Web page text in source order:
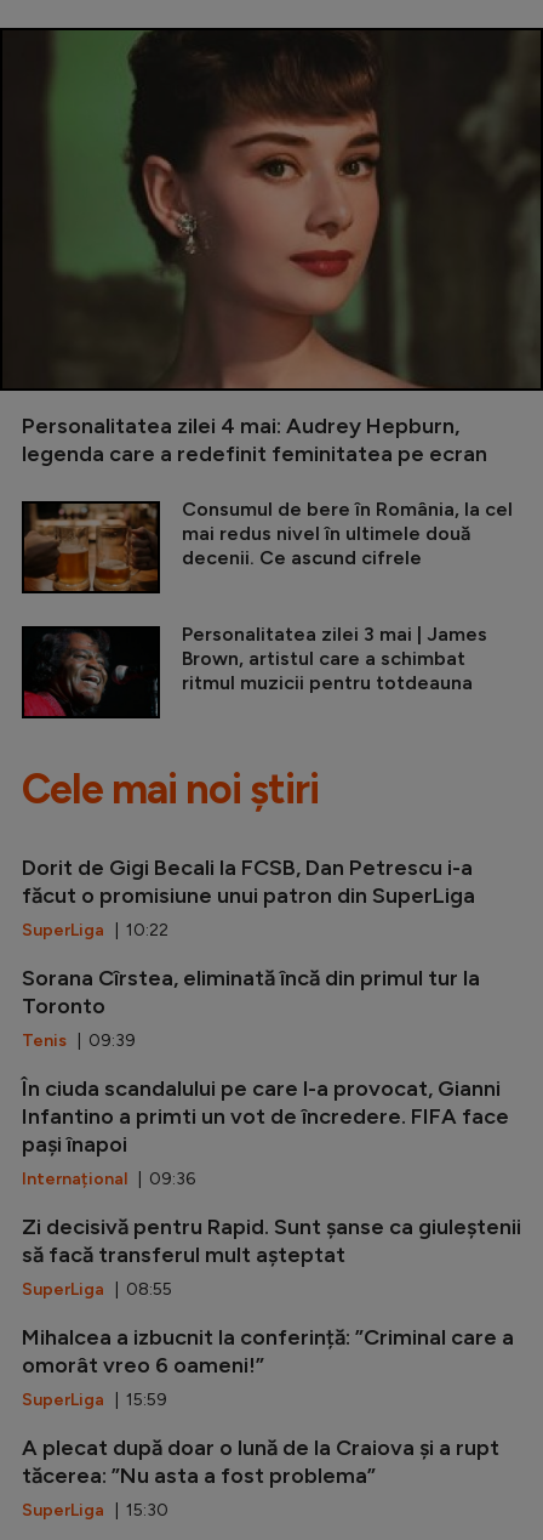
Personalitatea zilei 4 mai: Audrey Hepburn,
legenda care a redefinit feminitatea pe ecran
Consumul de bere în România, la cel
mai redus nivel în ultimele două
decenii. Ce ascund cifrele
Personalitatea zilei 3 mai | James
Brown, artistul care a schimbat
ritmul muzicii pentru totdeauna
Cele mai noi știri
Dorit de Gigi Becali la FCSB, Dan Petrescu i-a
făcut o promisiune unui patron din SuperLiga
SuperLiga | 10:22
Sorana Cîrstea, eliminată încă din primul tur la
Toronto
Tenis | 09:39
În ciuda scandalului pe care l-a provocat, Gianni
Infantino a primti un vot de încredere. FIFA face
pași înapoi
Internațional | 09:36
Zi decisivă pentru Rapid. Sunt șanse ca giuleștenii
să facă transferul mult așteptat
SuperLiga | 08:55
Mihalcea a izbucnit la conferință: ”Criminal care a
omorât vreo 6 oameni!”
SuperLiga | 15:59
A plecat după doar o lună de la Craiova și a rupt
tăcerea: ”Nu asta a fost problema”
SuperLiga | 15:30